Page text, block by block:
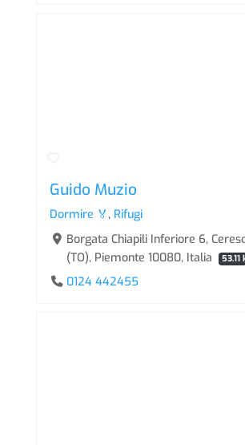
Guido Muzio
Dormire 🏅 , Rifugi
Borgata Chiapili Inferiore 6,
(TO), Piemonte 10080, Italia
53.11
0124 442455